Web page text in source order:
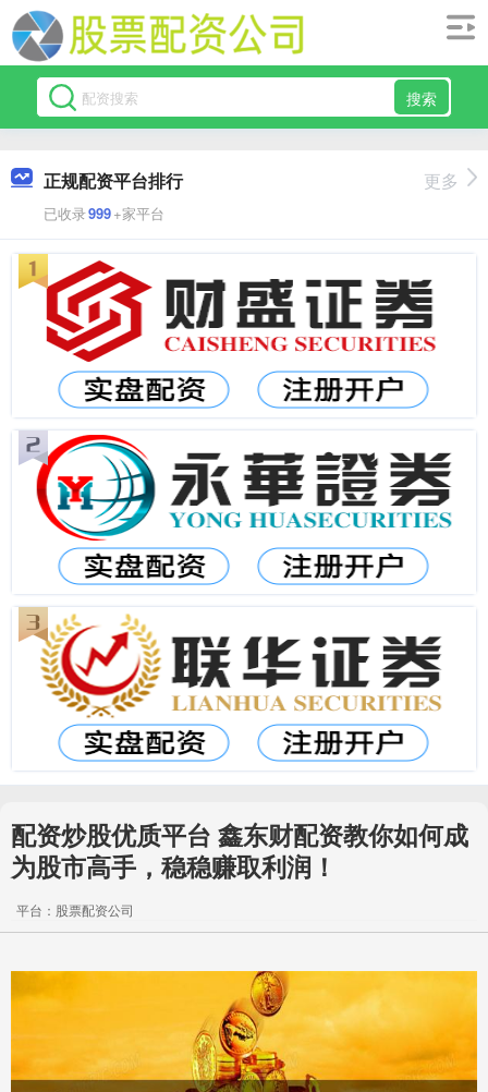
搜索
正规配资平台排行
已收录999+家平台
更多
配资炒股优质平台 鑫东财配资教你如何成
为股市高手，稳稳赚取利润！
平台：股票配资公司